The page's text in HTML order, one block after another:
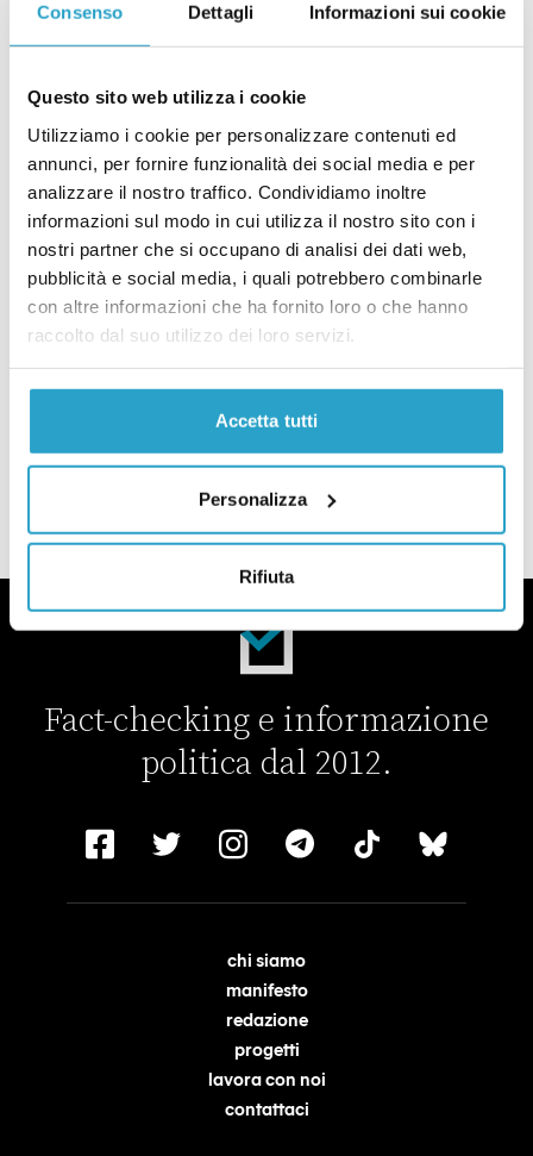
Consenso Dettagli Informazioni sui cookie
Questo sito web utilizza i cookie
Utilizziamo i cookie per personalizzare contenuti ed
annunci, per fornire funzionalità dei social media e per
analizzare il nostro traffico. Condividiamo inoltre
informazioni sul modo in cui utilizza il nostro sito con i
nostri partner che si occupano di analisi dei dati web,
pubblicità e social media, i quali potrebbero combinarle
con altre informazioni che ha fornito loro o che hanno
raccolto dal suo utilizzo dei loro servizi.
Accetta tutti
Personalizza
Rifiuta
per cento degli elettori
Alle elezioni comunali ha votato il 60 per cento degli elettori
Guida alle elezioni comunali del 24 e
25 maggio
Guida alle elezioni comunali del 24 e 25 maggio
ELEZIONI
Alle elezioni comunali le candidate
sindache sono quasi assenti
CARICA ALTRI ARTICOLI
Fact-checking e informazione
politica dal 2012.
chi siamo
manifesto
redazione
progetti
lavora con noi
contattaci